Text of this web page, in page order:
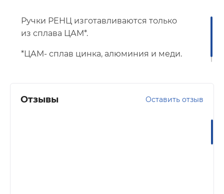
Ручки РЕНЦ изготавливаются только
из сплава ЦАМ*.
*ЦАМ- сплав цинка, алюминия и меди.
Отзывы Оставить отзыв